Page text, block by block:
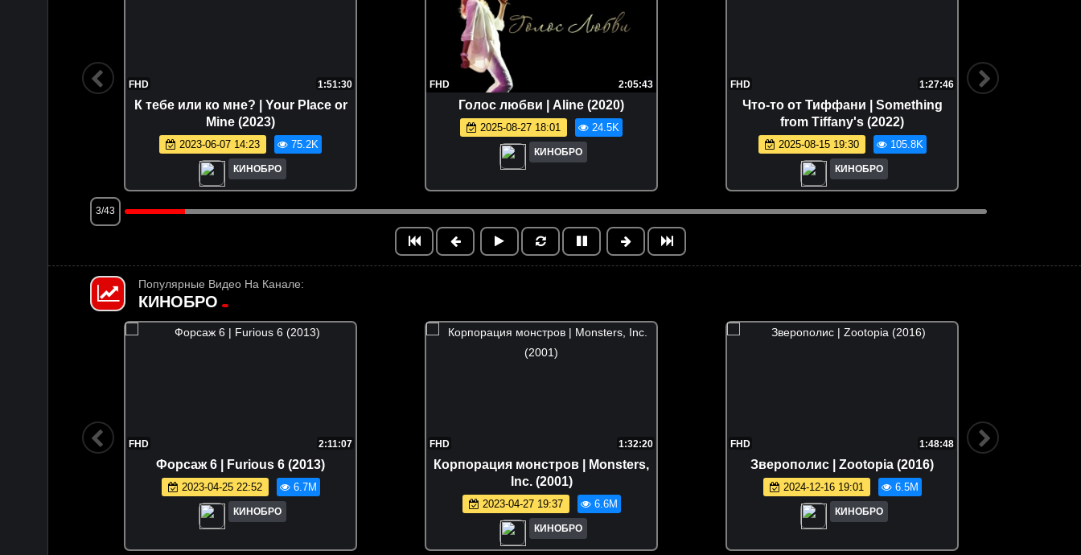
FHD 1:51:30
К тебе или ко мне? | Your Place or
Mine (2023)
2023-06-07 14:23 75.2K
КИНОБРО
FHD 2:05:43
Голос любви | Aline (2020)
2025-08-27 18:01 24.5K
КИНОБРО
FHD 1:27:46
Что-то от Тиффани | Something
from Tiffany's (2022)
2025-08-15 19:30 105.8K
КИНОБРО
3/43
Популярные Видео На Канале:
КИНОБРО
FHD 2:11:07
Форсаж 6 | Furious 6 (2013)
2023-04-25 22:52 6.7M
КИНОБРО
FHD 1:32:20
Корпорация монстров | Monsters,
Inc. (2001)
2023-04-27 19:37 6.6M
КИНОБРО
FHD 1:48:48
Зверополис | Zootopia (2016)
2024-12-16 19:01 6.5M
КИНОБРО